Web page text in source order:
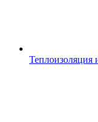
Теплоизоляция